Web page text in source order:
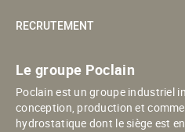
RECRUTEMENT
Le groupe Poclain
Poclain est un groupe industriel
conception, production et
hydrostatique dont le siège est